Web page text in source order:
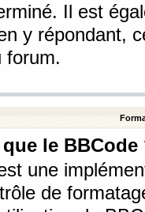
Il est
y répondant,
forum.
que le BBCode
une
de